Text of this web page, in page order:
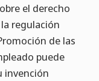
el derecho
regulación
de las
puede
invención